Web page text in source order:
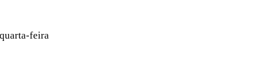
feira